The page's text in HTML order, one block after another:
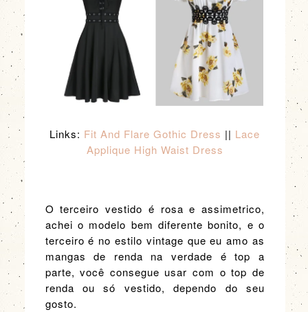
Links: Fit And Flare Gothic Dress || Lace
Applique High Waist Dress
O terceiro vestido é rosa e assimetrico,
achei o modelo bem diferente bonito, e o
terceiro é no estilo vintage que eu amo as
mangas de renda na verdade é top a
parte, você consegue usar com o top de
renda ou só vestido, dependo do seu
gosto.